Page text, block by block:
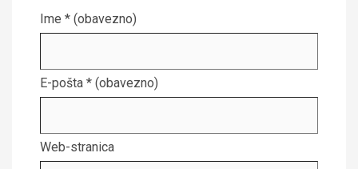
Ime * (obavezno)
E-pošta * (obavezno)
Web-stranica